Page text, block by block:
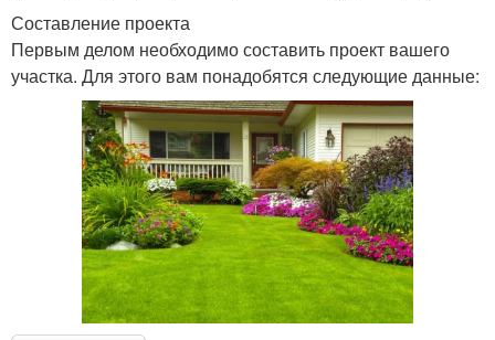
Составление проекта
Первым делом необходимо составить проект вашего
участка. Для этого вам понадобятся следующие данные: